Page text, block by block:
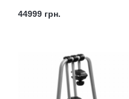
44999 грн.